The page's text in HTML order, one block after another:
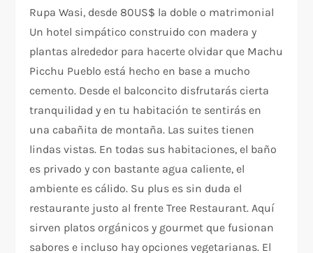
Rupa Wasi, desde 80US$ la doble o matrimonial
Un hotel simpático construido con madera y
plantas alrededor para hacerte olvidar que Machu
Picchu Pueblo está hecho en base a mucho
cemento. Desde el balconcito disfrutarás cierta
tranquilidad y en tu habitación te sentirás en
una cabañita de montaña. Las suites tienen
lindas vistas. En todas sus habitaciones, el baño
es privado y con bastante agua caliente, el
ambiente es cálido. Su plus es sin duda el
restaurante justo al frente Tree Restaurant. Aquí
sirven platos orgánicos y gourmet que fusionan
sabores e incluso hay opciones vegetarianas. El